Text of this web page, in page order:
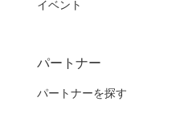
イベント
パートナー
パートナーを探す